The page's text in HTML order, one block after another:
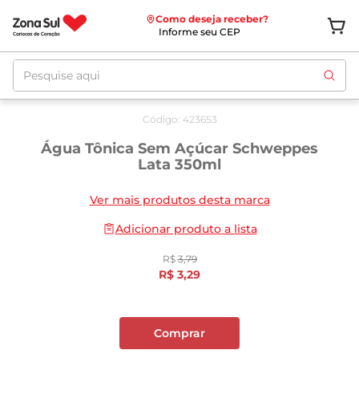
Como deseja receber?
Informe seu CEP
Pesquise aqui
12/08
Código: 423653
Água Tônica Sem Açúcar Schweppes
Lata 350ml
Ver mais produtos desta marca
Adicionar produto a lista
R$ 3,79
R$ 3,29
Comprar